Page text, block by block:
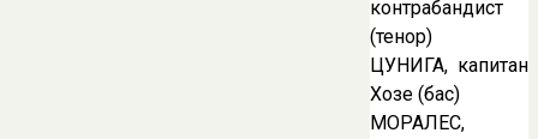
контрабандист
(тенор)
ЦУНИГА, капитан
Хозе (бас)
МОРАЛЕС,